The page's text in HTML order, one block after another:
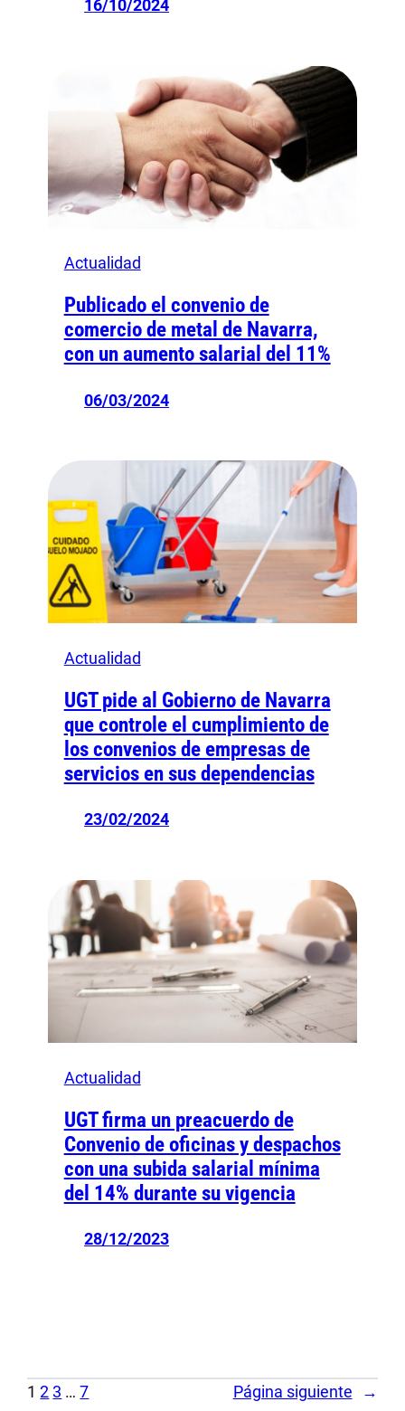
16/10/2024
Actualidad
Publicado el convenio de
comercio de metal de Navarra,
con un aumento salarial del 11%
06/03/2024
Actualidad
UGT pide al Gobierno de Navarra
que controle el cumplimiento de
los convenios de empresas de
servicios en sus dependencias
23/02/2024
Actualidad
UGT firma un preacuerdo de
Convenio de oficinas y despachos
con una subida salarial mínima
del 14% durante su vigencia
28/12/2023
1 2 3 … 7 Página siguiente →